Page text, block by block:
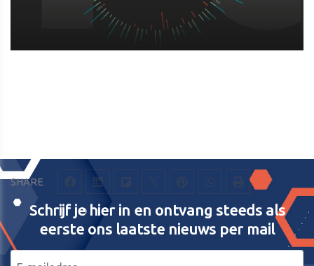
SHARE
Schrijf je hier in en ontvang steeds als
eerste ons laatste nieuws per mail